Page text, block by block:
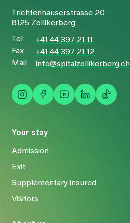
Your stay
Admission
Exit
Supplementary insured
Visitors
Trichtenhauserstrasse 20
8125 Zollikerberg
Tel
+41 44 397 21 11
Fax
+41 44 397 21 12
Mail
info@spitalzollikerberg.ch